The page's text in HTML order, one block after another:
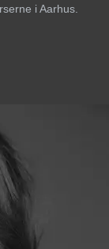
i Aarhus.